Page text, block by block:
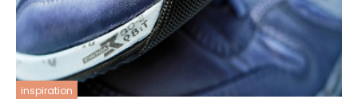
inspiration